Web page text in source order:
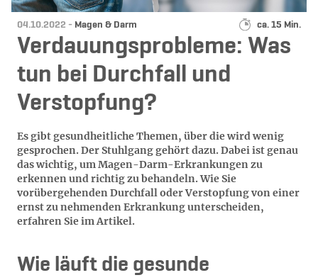
Datum:
04.10.2022 - Kategorie:
Magen & Darm Lesedauer:
ca. 15 Min.
Verdauungsprobleme: Was
tun bei Durchfall und
Verstopfung?
Es gibt gesundheitliche Themen, über die wird wenig
gesprochen. Der Stuhlgang gehört dazu. Dabei ist genau
das wichtig, um Magen-Darm-Erkrankungen zu
erkennen und richtig zu behandeln. Wie Sie
vorübergehenden Durchfall oder Verstopfung von einer
ernst zu nehmenden Erkrankung unterscheiden,
erfahren Sie im Artikel.
Wie läuft die gesunde